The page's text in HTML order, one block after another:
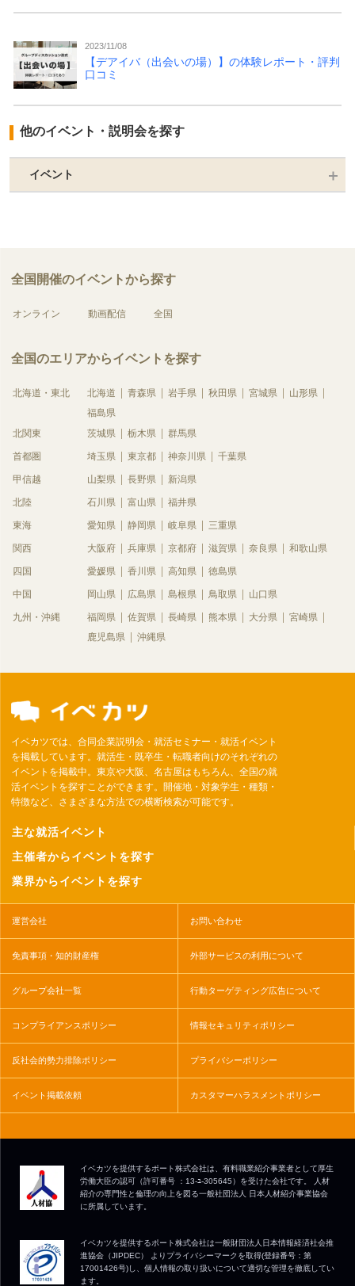
2023/11/08
【デアイバ（出会いの場）】の体験レポート・評判
口コミ
他のイベント・説明会を探す
イベント
全国開催のイベントから探す
オンライン 動画配信 全国
全国のエリアからイベントを探す
北海道・東北 北海道 青森県 岩手県 秋田県 宮城県
山形県
福島県
北関東
茨城県 栃木県 群馬県
首都圏 埼玉県 東京都 神奈川県 千葉県
甲信越 山梨県 長野県 新潟県
北陸 石川県 富山県 福井県
東海 愛知県 静岡県 岐阜県 三重県
関西 大阪府 兵庫県 京都府 滋賀県 奈良県 和歌山県
四国 愛媛県 香川県 高知県 徳島県
中国 岡山県 広島県 島根県 鳥取県 山口県
九州・沖縄 福岡県 佐賀県 長崎県 熊本県 大分県
宮崎県
鹿児島県
沖縄県
イベカツでは、合同企業説明会・就活セミナー・就活イベント
を掲載しています。就活生・既卒生・転職者向けのそれぞれの
イベントを掲載中。東京や大阪、名古屋はもちろん、全国の就
活イベントを探すことができます。開催地・対象学生・種類・
特徴など、さまざまな方法での横断検索が可能です。
主な就活イベント
主催者からイベントを探す
業界からイベントを探す
運営会社 お問い合わせ
免責事項・知的財産権 外部サービスの利用について
グループ会社一覧 行動ターゲティング広告について
コンプライアンスポリシー 情報セキュリティポリシー
反社会的勢力排除ポリシー プライバシーポリシー
イベント掲載依頼 カスタマーハラスメントポリシー